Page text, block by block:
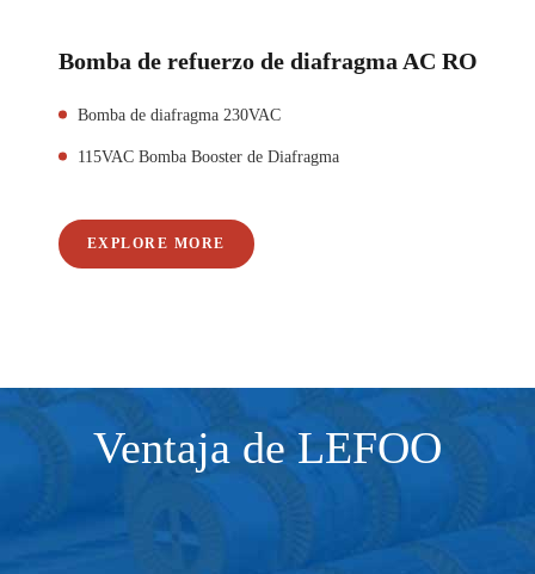
Bomba de refuerzo de diafragma AC RO
Bomba de diafragma 230VAC
115VAC Bomba Booster de Diafragma
EXPLORE MORE
Ventaja de LEFOO